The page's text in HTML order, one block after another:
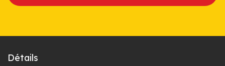
Détails